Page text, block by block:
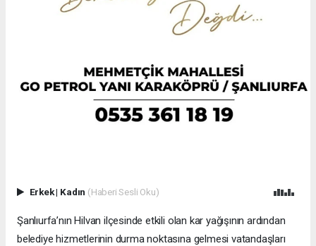
Erkek| Kadın (Haberi Sesli Oku)
Şanlıurfa’nın Hilvan ilçesinde etkili olan kar yağışının ardından
belediye hizmetlerinin durma noktasına gelmesi vatandaşları